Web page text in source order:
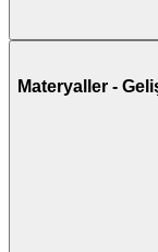
Materyaller -